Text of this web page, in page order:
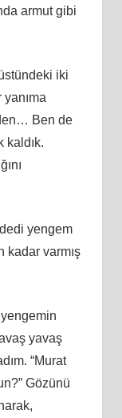
armut gibi
iki
yanıma
Ben de
kaldık.
yengem
varmış
yavaş
“Murat
Gözünü